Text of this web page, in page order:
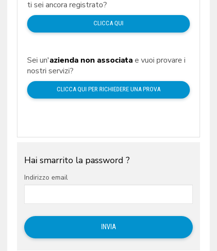
ti sei ancora registrato?
CLICCA QUI
Sei un'azienda non associatae vuoi provare i
nostri servizi?
CLICCA QUI PER RICHIEDERE UNA PROVA
Hai smarrito la password ?
Indirizzo email